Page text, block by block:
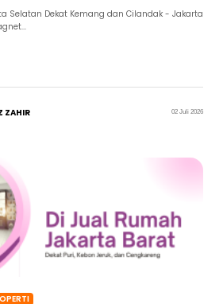
Selatan Dekat Kemang dan Cilandak - Jakarta
ZAHIR 02 Juli 2026